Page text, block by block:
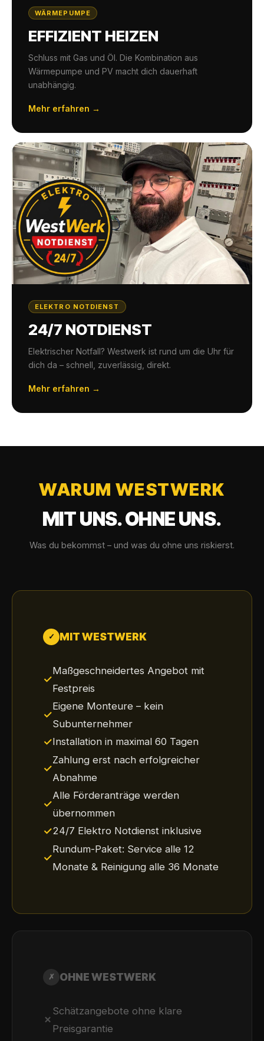
WÄRMEPUMPE
EFFIZIENT HEIZEN
Schluss mit Gas und Öl. Die Kombination aus
Wärmepumpe und PV macht dich dauerhaft
unabhängig.
Mehr erfahren →
ELEKTRO NOTDIENST
24/7 NOTDIENST
Elektrischer Notfall? Westwerk ist rund um die Uhr für
dich da – schnell, zuverlässig, direkt.
Mehr erfahren →
WARUM WESTWERK
MIT UNS. OHNE UNS.
Was du bekommst – und was du ohne uns riskierst.
✓ MIT WESTWERK
✓
Maßgeschneidertes Angebot mit
Festpreis
✓
Eigene Monteure – kein
Subunternehmer
✓Installation in maximal 60 Tagen
✓
Zahlung erst nach erfolgreicher
Abnahme
✓
Alle Förderanträge werden
übernommen
✓24/7 Elektro Notdienst inklusive
✓
Rundum-Paket: Service alle 12
Monate & Reinigung alle 36 Monate
✗ OHNE WESTWERK
✗
Schätzangebote ohne klare
Preisgarantie